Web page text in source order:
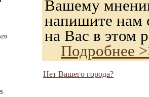
Вашему
напишите нам
на Вас в этом
Подробнее
Нет Вашего города?